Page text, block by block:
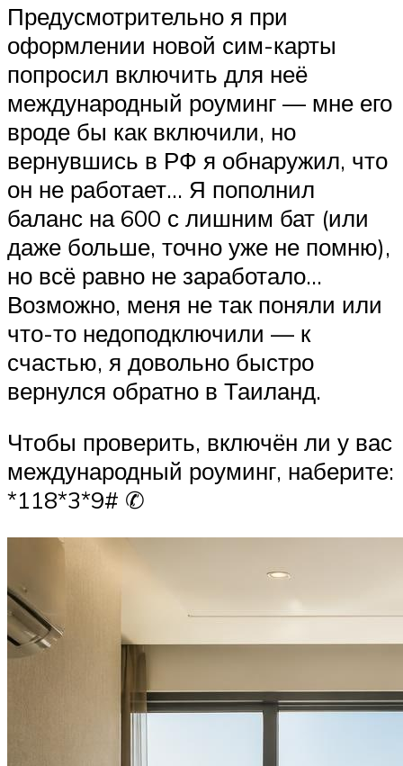
Предусмотрительно я при
оформлении новой сим-карты
попросил включить для неё
международный роуминг — мне его
вроде бы как включили, но
вернувшись в РФ я обнаружил, что
он не работает… Я пополнил
баланс на 600 с лишним бат (или
даже больше, точно уже не помню),
но всё равно не заработало…
Возможно, меня не так поняли или
что-то недоподключили — к
счастью, я довольно быстро
вернулся обратно в Таиланд.
Чтобы проверить, включён ли у вас
международный роуминг, наберите:
*118*3*9# ✆